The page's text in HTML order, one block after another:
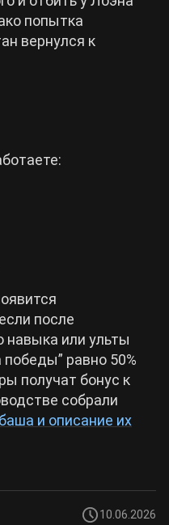
попытка
вернулся к
после
навыка или ульты
равно 50%
получат бонус к
собрали
и описание их
10.06.2026